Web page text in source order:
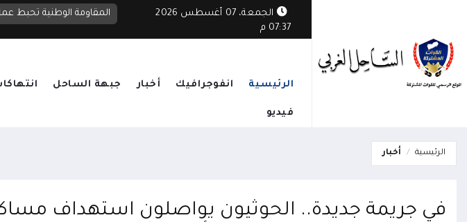
الجمعة، 07 أغسطس 2026
07:37 م
المقاومة الوطنية تحبط
الرئيسية انفوجرافيك أخبار جبهة الساحل
فيديو
الرئيسية أخبار
في جريمة جديدة.. الحوثيون يواصلون استهداف